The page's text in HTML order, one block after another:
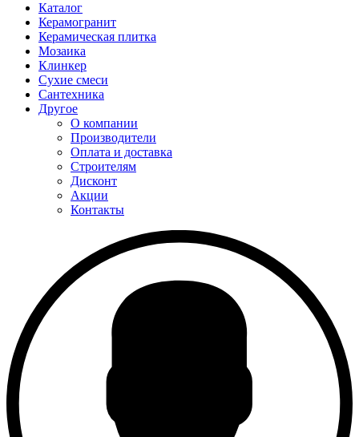
Каталог
Керамогранит
Керамическая плитка
Мозаика
Клинкер
Сухие смеси
Сантехника
Другое
О компании
Производители
Оплата и доставка
Строителям
Дисконт
Акции
Контакты